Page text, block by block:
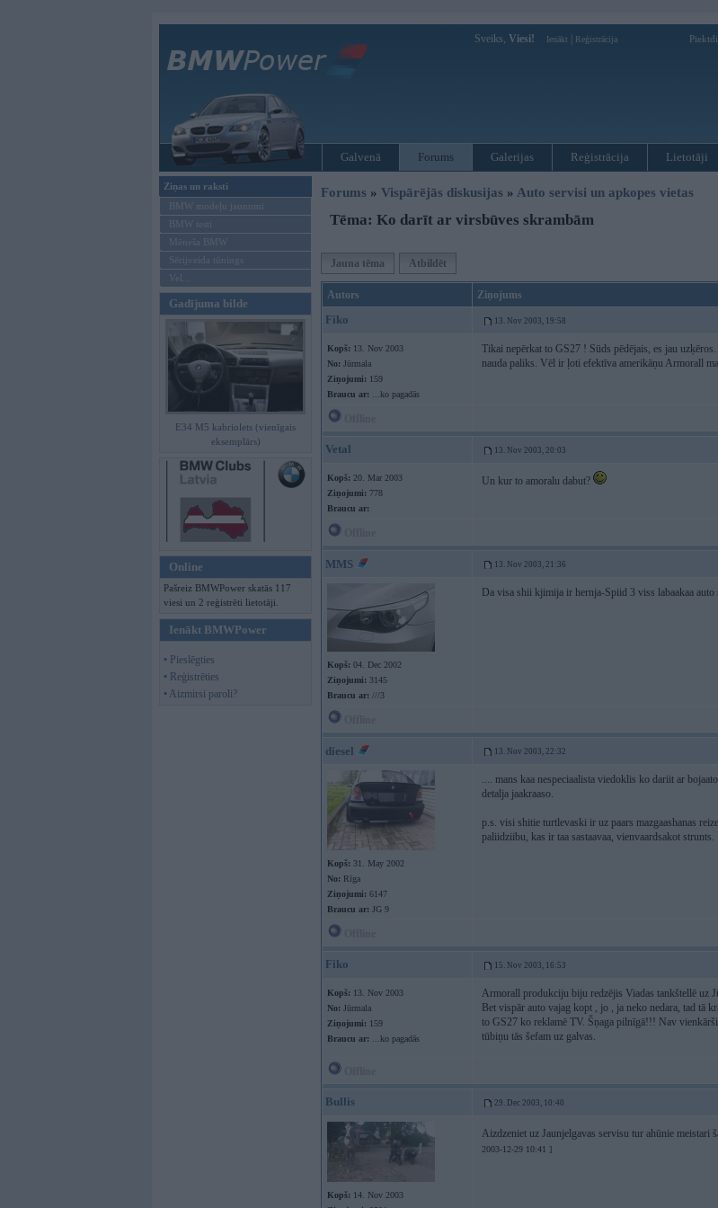
Sveiks, Viesi! Ienākt Reģistrācija
Galvenā Forums Galerijas Reģistrācija Lietotāji
Ziņas un raksti
BMW modeļu jaunumi
BMW testi
Mēneša BMW
Sērijveida tūnings
Vel...
Gadījuma bilde
E34 M5 kabriolets (vienīgais
eksemplārs)
Online
Pašreiz BMWPower skatās 117
viesi un 2 reģistrēti lietotāji.
Ienākt BMWPower
• Pieslēgties
• Reģistrēties
• Aizmirsi paroli?
Forums » Vispārējās diskusijas » Auto servisi un apkopes vietas
Tēma: Ko darīt ar virsbūves skrambām
Jauna tēma Atbildēt
Autors Ziņojums
Fiko 13. Nov 2003, 19:58
Kopš: 13. Nov 2003
No: Jūrmala
Ziņojumi: 159
Braucu ar: ...ko pagadās
Tikai nepērkat to GS27 ! Sūds pēdējais, es jau
nauda paliks. Vēl ir ļoti efektīva amerikāņu Armorall
Vetal 13. Nov 2003, 20:03
Kopš: 20. Mar 2003
Ziņojumi: 778
Braucu ar:
Un kur to amoralu dabut?
MMS 13. Nov 2003, 21:36
Kopš: 04. Dec 2002
Ziņojumi: 3145
Braucu ar: ///3
Da visa shii kjimija ir hernja-Spiid 3 viss labaakaa
diesel 13. Nov 2003, 22:32
Kopš: 31. May 2002
No: Rīga
Ziņojumi: 6147
Braucu ar: JG 9
.... mans kaa nespeciaalista viedoklis ko dariit ar
detalja jaakraaso.
p.s. visi shitie turtlevaski ir uz paars mazgaashanas
paliidziibu, kas ir taa sastaavaa, vienvaardsakot strunts.
Fiko 15. Nov 2003, 16:53
Kopš: 13. Nov 2003
No: Jūrmala
Ziņojumi: 159
Braucu ar: ...ko pagadās
Armorall produkciju biju redzējis Viadas tankštellē uz
Bet vispār auto vajag kopt , jo , ja neko nedara, tad tā
to GS27 ko reklamē TV. Šņaga pilnīgā!!! Nav
tūbiņu tās šefam uz galvas.
Bullis 29. Dec 2003, 10:40
Kopš: 14. Nov 2003
Aizdzeniet uz Jaunjelgavas servisu tur ahūnie meistari
2003-12-29 10:41 ]